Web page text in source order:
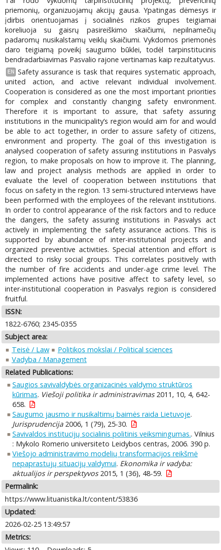
priemonių, organizuojamų akcijų gausa. Ypatingas dėmesys ir
įdirbis orientuojamas į socialinės rizikos grupes teigiamai
koreliuoja su gaisrų pasireiškimo skaičiumi, nepilnamečių
padaromų nusikalstamų veiklų skaičiumi. Vykdomos priemonės
daro teigiamą poveikį saugumo būklei, todėl tarpinstitucinis
bendradarbiavimas Pasvalio rajone vertinamas kaip rezultatyvus.
EN
Safety assurance is task that requires systematic approach,
united action, and active relevant individual involvement.
Cooperation is considered as one the most important priorities
for complex and constantly changing safety environment.
Therefore it is important to assure, that safety assuring
institutions in the municipality’s region would aim for and would
be able to act together, in order to assure safety of citizens,
environment and property. The goal of this investigation is
analysed cooperation of safety assuring institutions in Pasvalys
region, to make proposals on how to improve it. The planning,
law and project analysis methods are applied in order to
evaluate the level of cooperation between institutions that
focus on safety in the region. 13 semi-structured interviews have
been performed with the employees of the relevant institutions.
In order to control appearance of the risk factors and to reduce
the dangers, the safety assuring institutions in Pasvalys act
actively in implementing the safety assurance actions. This is
supported by abundance of inter-institutional projects and
organized preventive activities. Special attention and effort is
directed to risky social groups. This correlates positively with
the number of fire accidents and under-age crime level. The
implemented actions have positive affect to safety level, so
inter-institutional cooperation in Pasvalys region is considered
fruitful.
ISSN:
1822-6760; 2345-0355
Subject area:
Teisė / Law
Politikos mokslai / Political sciences
Vadyba / Management
Related Publications:
Saugios savivaldybės organizacinės valdymo struktūros
kūrimas. Viešoji politika ir administravimas2011, 10, 4, 642-
658.
Saugumo jausmo ir nusikaltimų baimės raida Lietuvoje.
Jurisprudencija2006, 1 (79), 25-30.
Savivaldos institucijų socialinis politinis veiksmingumas.. Vilnius
: Mykolo Romerio universiteto Leidybos centras, 2006. 390 p.
Viešojo administravimo modelių transformacijos reikšmė
nepaprastųjų situacijų valdymui. Ekonomika ir vadyba:
aktualijos ir perspektyvos2015, 1 (36), 48-59.
Permalink:
https://www.lituanistika.lt/content/53836
Updated:
2026-02-25 13:49:57
Metrics: